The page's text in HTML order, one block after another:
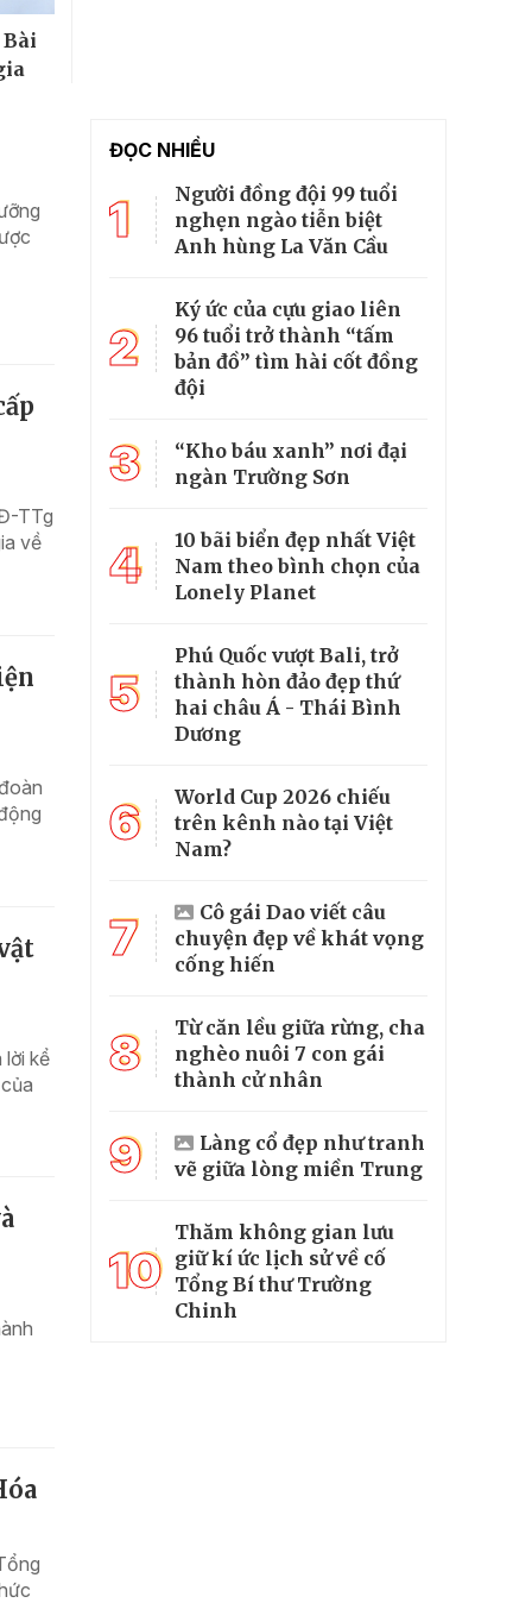
TTg
về
lời kể
ĐỌC NHIỀU
1
Người đồng đội 99 tuổi
nghẹn ngào tiễn biệt
Anh hùng La Văn Cầu
2
Ký ức của cựu giao liên
96 tuổi trở thành “tấm
bản đồ” tìm hài cốt đồng
đội
3
“Kho báu xanh” nơi đại
ngàn Trường Sơn
4
10 bãi biển đẹp nhất Việt
Nam theo bình chọn của
Lonely Planet
5
Phú Quốc vượt Bali, trở
thành hòn đảo đẹp thứ
hai châu Á - Thái Bình
Dương
6
World Cup 2026 chiếu
trên kênh nào tại Việt
Nam?
7
Cô gái Dao viết câu
chuyện đẹp về khát vọng
cống hiến
8
Từ căn lều giữa rừng, cha
nghèo nuôi 7 con gái
thành cử nhân
9
Làng cổ đẹp như tranh
vẽ giữa lòng miền Trung
10
Thăm không gian lưu
giữ kí ức lịch sử về cố
Tổng Bí thư Trường
Chinh